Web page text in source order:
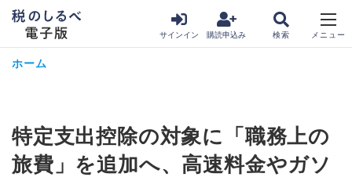
サインイン 購読申込み
ホーム
特定支出控除の対象に「職務上の
旅費」を追加へ、高速料金やガソ